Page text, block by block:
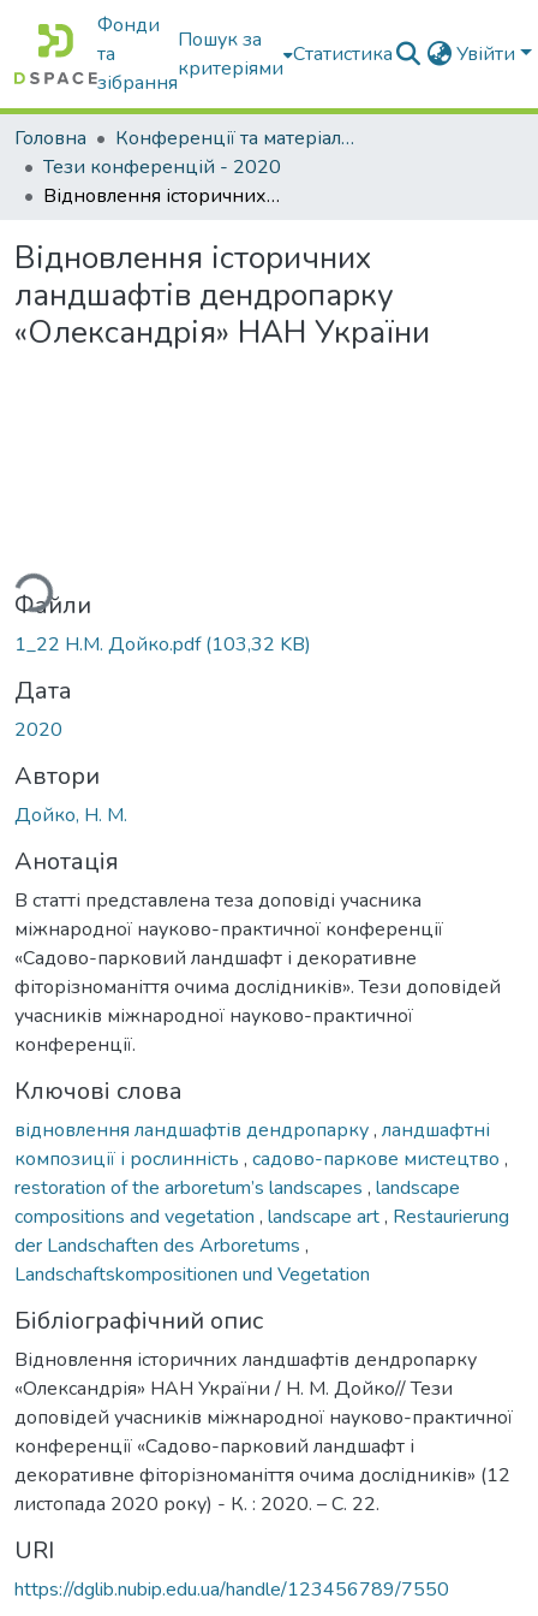
Фонди
та
зібрання
Пошук за
критеріями
Статистика Увійти
Головна
Конференції та матеріали конференцій
Тези конференцій - 2020
Відновлення історичних ландшафтів дендропарку «Олександрія» НАН України
Відновлення історичних
ландшафтів дендропарку
«Олександрія» НАН України
Файли
1_22 Н.М. Дойко.pdf(103,32 KB)
Дата
2020
Автори
Дойко, Н. М.
Анотація
В статті представлена теза доповіді учасника
міжнародної науково-практичної конференції
«Садово-парковий ландшафт і декоративне
фіторізноманіття очима дослідників». Тези доповідей
учасників міжнародної науково-практичної
конференції.
Ключові слова
відновлення ландшафтів дендропарку, ландшафтні
композиції і рослинність , садово-паркове мистецтво ,
restoration of the arboretum’s landscapes , landscape
compositions and vegetation , landscape art, Restaurierung
der Landschaften des Arboretums ,
Landschaftskompositionen und Vegetation
Бібліографічний опис
Відновлення історичних ландшафтів дендропарку
«Олександрія» НАН України / Н. М. Дойко// Тези
доповідей учасників міжнародної науково-практичної
конференції «Садово-парковий ландшафт і
декоративне фіторізноманіття очима дослідників» (12
листопада 2020 року) - К. : 2020. – С. 22.
URI
https://dglib.nubip.edu.ua/handle/123456789/7550